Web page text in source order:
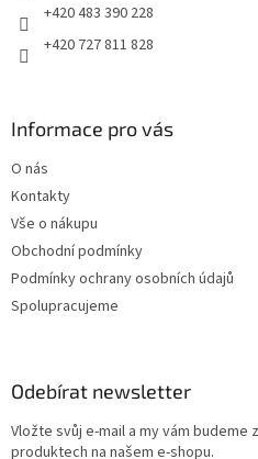
+420 483 390 228
+420 727 811 828
Informace pro vás
O nás
Kontakty
Vše o nákupu
Obchodní podmínky
Podmínky ochrany osobních údajů
Spolupracujeme
Odebírat newsletter
Vložte svůj e-mail a my vám budeme
produktech na našem e-shopu.